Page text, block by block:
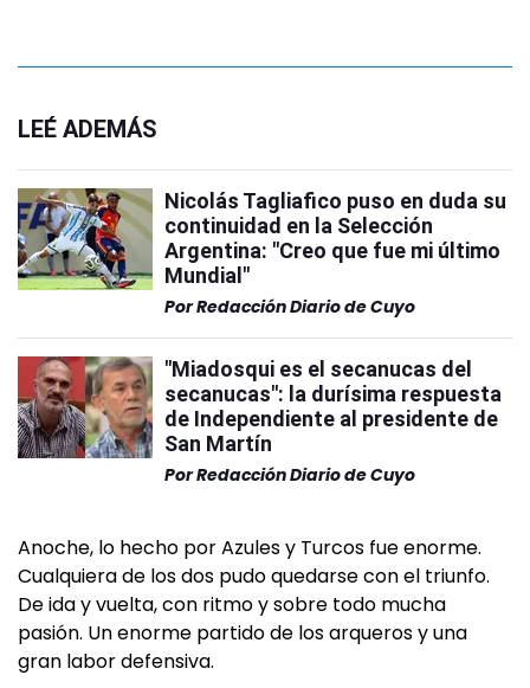
LEÉ ADEMÁS
Nicolás Tagliafico puso en duda su
continuidad en la Selección
Argentina: "Creo que fue mi último
Mundial"
PorRedacción Diario de Cuyo
"Miadosqui es el secanucas del
secanucas": la durísima respuesta
de Independiente al presidente de
San Martín
PorRedacción Diario de Cuyo
Anoche, lo hecho por Azules y Turcos fue enorme.
Cualquiera de los dos pudo quedarse con el triunfo.
De ida y vuelta, con ritmo y sobre todo mucha
pasión. Un enorme partido de los arqueros y una
gran labor defensiva.